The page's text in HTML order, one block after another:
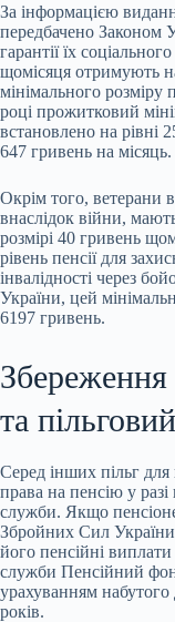
За інформацією
передбачено Законом
гарантії їх
щомісяця отримують
мінімального розміру
році прожитковий
встановлено на рівні
647 гривень на місяць.
Окрім того, ветерани
внаслідок війни,
розмірі 40 гривень
рівень пенсії для
інвалідності через
України, цей
6197 гривень.
Збереження
та
Серед інших пільг для
права на пенсію у
служби. Якщо
Збройних Сил України
його пенсійні
служби Пенсійний
урахуванням набутого
років.